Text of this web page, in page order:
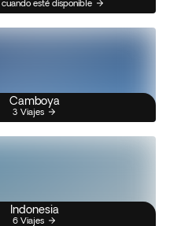
esté disponible
Camboya
3 Viajes
Indonesia
6 Viajes